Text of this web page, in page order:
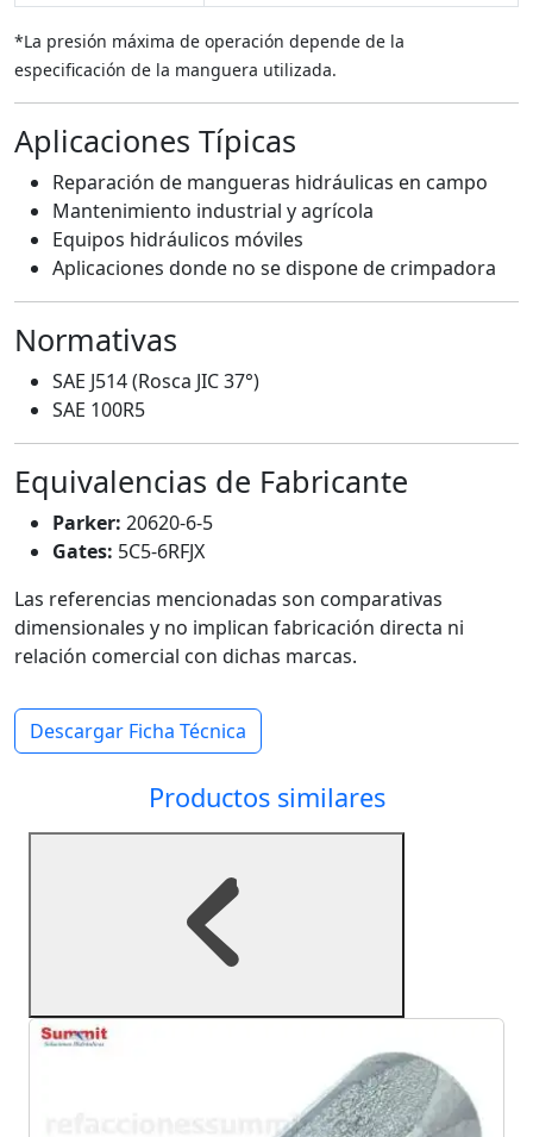
*La presión máxima de operación depende de la
especificación de la manguera utilizada.
Aplicaciones Típicas
Reparación de mangueras hidráulicas en campo
Mantenimiento industrial y agrícola
Equipos hidráulicos móviles
Aplicaciones donde no se dispone de crimpadora
Normativas
SAE J514 (Rosca JIC 37°)
SAE 100R5
Equivalencias de Fabricante
Parker: 20620-6-5
Gates: 5C5-6RFJX
Las referencias mencionadas son comparativas
dimensionales y no implican fabricación directa ni
relación comercial con dichas marcas.
Descargar Ficha Técnica
Productos similares